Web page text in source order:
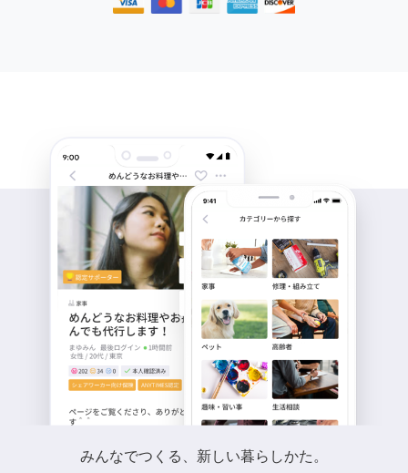
みんなでつくる、新しい暮らしかた。